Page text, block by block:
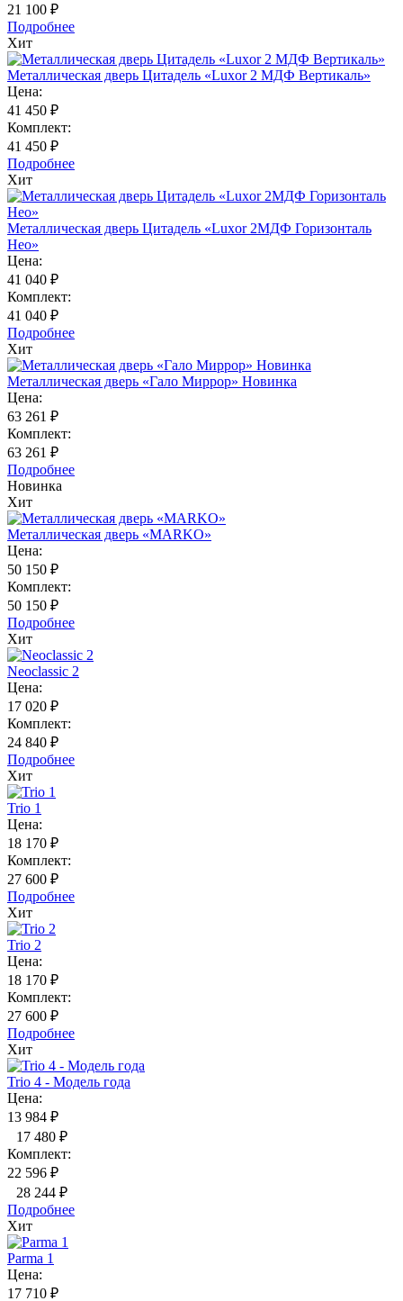
21 100 ₽
Подробнее
Хит
Металлическая дверь Цитадель «Luxor 2 МДФ Вертикаль»
Цена:
41 450 ₽
Комплект:
41 450 ₽
Подробнее
Хит
Металлическая дверь Цитадель «Luxor 2МДФ Горизонталь
Нео»
Цена:
41 040 ₽
Комплект:
41 040 ₽
Подробнее
Хит
Металлическая дверь «Гало Миррор» Новинка
Цена:
63 261 ₽
Комплект:
63 261 ₽
Подробнее
Новинка
Хит
Металлическая дверь «MARKO»
Цена:
50 150 ₽
Комплект:
50 150 ₽
Подробнее
Хит
Neoclassic 2
Цена:
17 020 ₽
Комплект:
24 840 ₽
Подробнее
Хит
Trio 1
Цена:
18 170 ₽
Комплект:
27 600 ₽
Подробнее
Хит
Trio 2
Цена:
18 170 ₽
Комплект:
27 600 ₽
Подробнее
Хит
Trio 4 - Модель года
Цена:
13 984 ₽
17 480 ₽
Комплект:
22 596 ₽
28 244 ₽
Подробнее
Хит
Parma 1
Цена:
17 710 ₽